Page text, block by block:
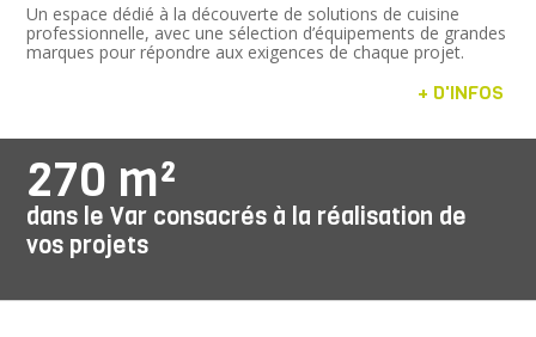
Un espace dédié à la découverte de solutions de cuisine
professionnelle, avec une sélection d’équipements de grandes
marques pour répondre aux exigences de chaque projet.
+ D'INFOS
270 m²
dans le Var consacrés à la réalisation de
vos projets